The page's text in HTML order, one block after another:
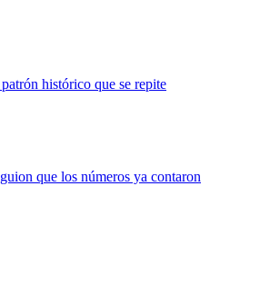
histórico que se repite
que los números ya contaron